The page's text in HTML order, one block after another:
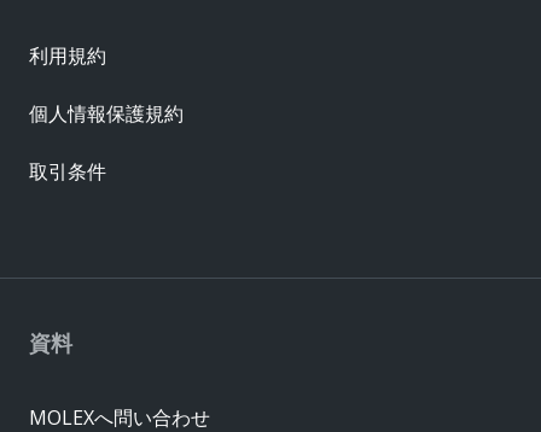
資料
MOLEXへ問い合わせ
利用規約
個人情報保護規約
取引条件